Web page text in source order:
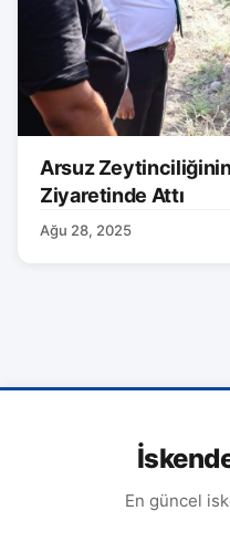
Arsuz Zeytinciliğinin
Ziyaretinde Attı
Ağu 28, 2025
En güncel